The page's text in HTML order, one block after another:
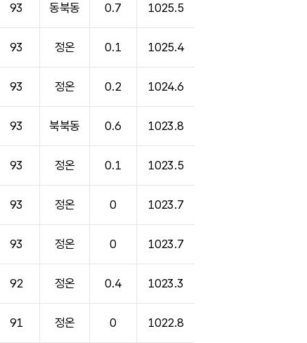
93 동북동 0.7 1025.5
93 정온 0.1 1025.4
93 정온 0.2 1024.6
93 북북동 0.6 1023.8
93 정온 0.1 1023.5
93 정온 0 1023.7
93 정온 0 1023.7
92 정온 0.4 1023.3
91 정온 0 1022.8